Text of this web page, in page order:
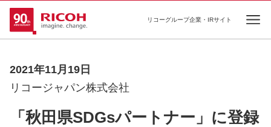
リコーグループ企業・IRサイト
2021年11月19日
リコージャパン株式会社
「秋田県SDGsパートナー」に登録